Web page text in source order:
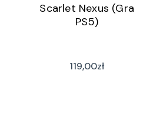
Scarlet Nexus (Gra
PS5)
119,00zł